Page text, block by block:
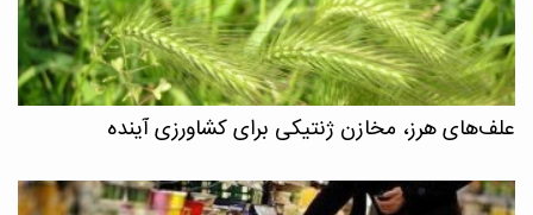
علف‌های هرز، مخازن ژنتیکی برای کشاورزی آینده